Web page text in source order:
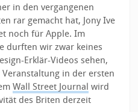
in den vergangenen
rar gemacht hat, Jony Ive
noch für Apple. Im
durften wir zwar keines
Erklär-Videos sehen,
in der ersten
Wall Street Journal wird
des Briten derzeit